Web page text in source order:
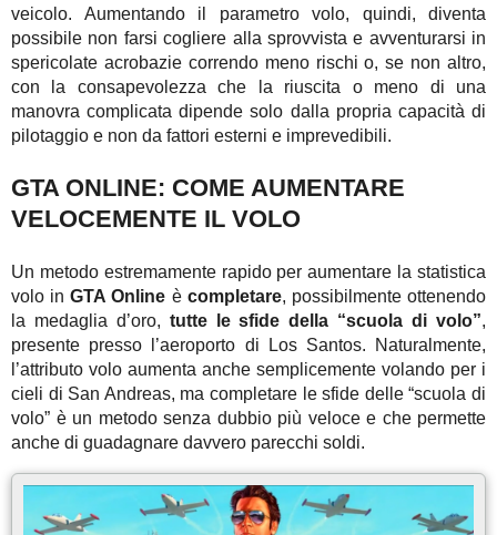
veicolo. Aumentando il parametro volo, quindi, diventa
possibile non farsi cogliere alla sprovvista e avventurarsi in
spericolate acrobazie correndo meno rischi o, se non altro,
con la consapevolezza che la riuscita o meno di una
manovra complicata dipende solo dalla propria capacità di
pilotaggio e non da fattori esterni e imprevedibili.
GTA ONLINE: COME AUMENTARE
VELOCEMENTE IL VOLO
Un metodo estremamente rapido per aumentare la statistica
volo inGTA Online è completare, possibilmente ottenendo
la medaglia d’oro, tutte le sfide della “scuola di volo”,
presente presso l’aeroporto di Los Santos. Naturalmente,
l’attributo volo aumenta anche semplicemente volando per i
cieli di San Andreas, ma completare le sfide delle “scuola di
volo” è un metodo senza dubbio più veloce e che permette
anche di guadagnare davvero parecchi soldi.